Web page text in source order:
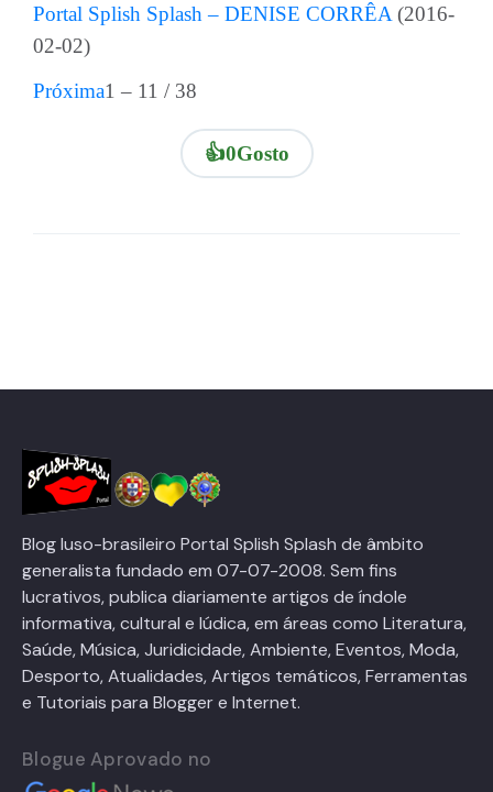
Portal Splish Splash – DENISE CORRÊA (2016-
02-02)
Próxima1 – 11 / 38
👍0Gosto
Blog luso-brasileiro Portal Splish Splash de âmbito
generalista fundado em 07-07-2008. Sem fins
lucrativos, publica diariamente artigos de índole
informativa, cultural e lúdica, em áreas como Literatura,
Saúde, Música, Juridicidade, Ambiente, Eventos, Moda,
Desporto, Atualidades, Artigos temáticos, Ferramentas
e Tutoriais para Blogger e Internet.
Blogue Aprovado no